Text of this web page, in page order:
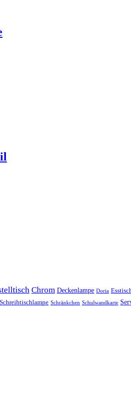
Chrom Deckenlampe Doria
Schreibtischlampe Schränkchen Schulwandkarte